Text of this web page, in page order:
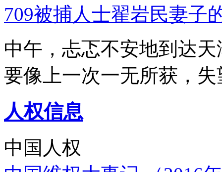
709被捕人士翟岩民妻子
中午，忐忑不安地到达
要像上一次一无所获，
人权信息
中国人权